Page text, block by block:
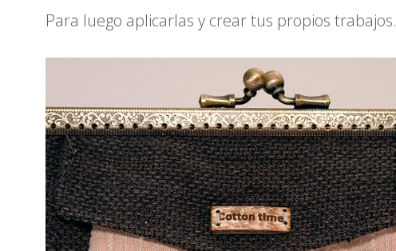
Para luego aplicarlas y crear tus propios trabajos.